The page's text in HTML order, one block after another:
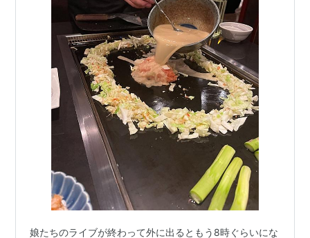
娘たちのライブが終わって外に出るともう8時ぐらいにな